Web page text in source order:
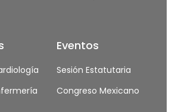
Eventos
Sesión Estatutaria
Congreso Mexicano